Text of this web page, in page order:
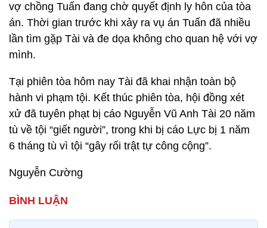
vợ chồng Tuấn đang chờ quyết định ly hôn của tòa
án. Thời gian trước khi xảy ra vụ án Tuấn đã nhiều
lần tìm gặp Tài và đe dọa không cho quan hệ với vợ
mình.
Tại phiên tòa hôm nay Tài đã khai nhận toàn bộ
hành vi phạm tội. Kết thúc phiên tòa, hội đồng xét
xử đã tuyên phạt bị cáo Nguyễn Vũ Anh Tài 20 năm
tù về tội “giết người”, trong khi bị cáo Lực bị 1 năm
6 tháng tù vì tội “gây rối trật tự công cộng”.
Nguyễn Cường